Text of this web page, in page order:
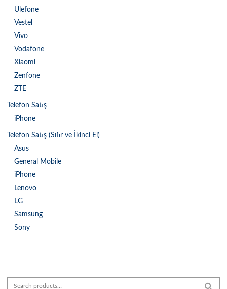
Ulefone
Vestel
Vivo
Vodafone
Xiaomi
Zenfone
ZTE
Telefon Satış
iPhone
Telefon Satış (Sıfır ve İkinci El)
Asus
General Mobile
iPhone
Lenovo
LG
Samsung
Sony
Search for: